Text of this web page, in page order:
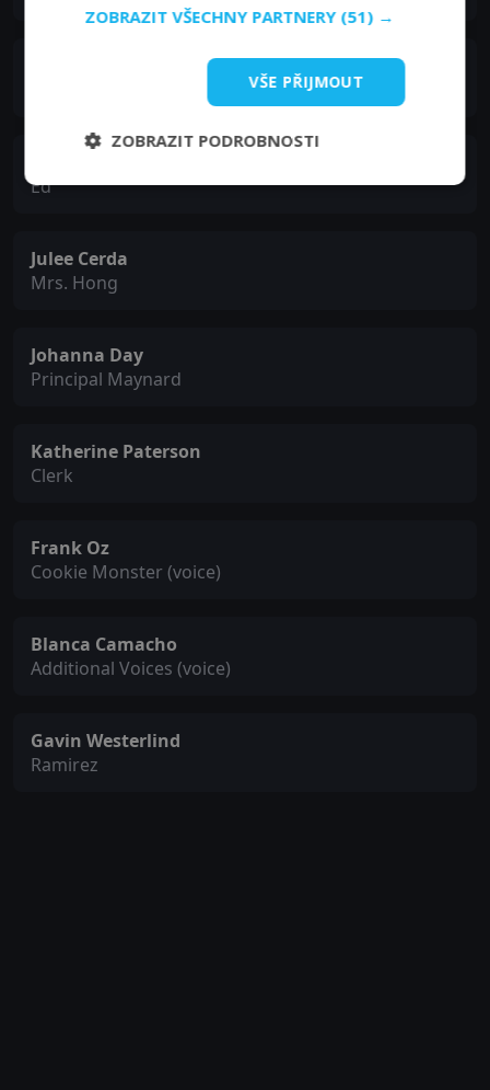
Ed
Julee Cerda
Mrs. Hong
Johanna Day
Principal Maynard
Katherine Paterson
Clerk
Frank Oz
Cookie Monster (voice)
Blanca Camacho
Additional Voices (voice)
Gavin Westerlind
Ramirez
ZOBRAZIT VŠECHNY PARTNERY (51) →
VŠE PŘIJMOUT
ZOBRAZIT PODROBNOSTI